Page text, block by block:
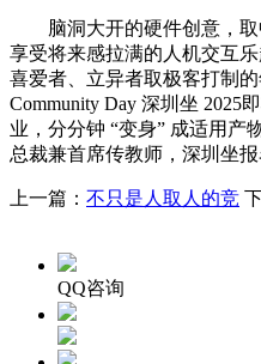
脑洞大开的硬件创意，取
享受将来感拉满的人机交互
喜爱者、立异者取极客打制
Community Day 深圳坐 2025
业，分分钟 “变身” 成适用产
总裁兼首席传教师，深圳坐报
上一篇： 不只是人取人的竞
QQ咨询